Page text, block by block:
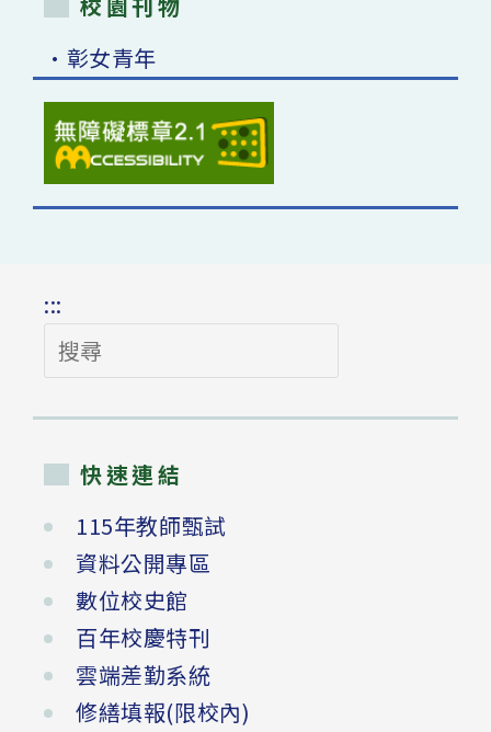
•彰女青年
:::
搜
尋
快速連結
115年教師甄試
資料公開專區
數位校史館
百年校慶特刊
雲端差勤系統
修繕填報(限校內)